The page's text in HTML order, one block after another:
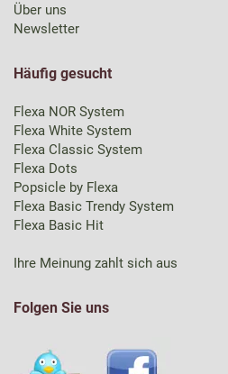
Über uns
Newsletter
Häufig gesucht
Flexa NOR System
Flexa White System
Flexa Classic System
Flexa Dots
Popsicle by Flexa
Flexa Basic Trendy System
Flexa Basic Hit
Ihre Meinung zahlt sich aus
Folgen Sie uns